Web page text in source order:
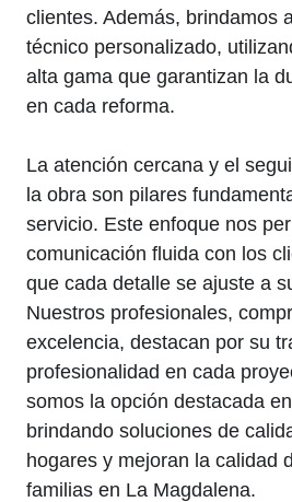
clientes. Además, brindamos
técnico personalizado,
alta gama que garantizan la
en cada reforma.
La atención cercana y el
la obra son pilares
servicio. Este enfoque nos
comunicación fluida con los
que cada detalle se ajuste a
Nuestros profesionales,
excelencia, destacan por su
profesionalidad en cada
somos la opción destacada
brindando soluciones de
hogares y mejoran la calidad
familias en La Magdalena.